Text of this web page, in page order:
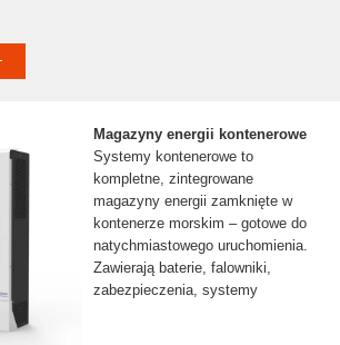
Magazyny energii kontenerowe
Systemy kontenerowe to
kompletne, zintegrowane
magazyny energii zamknięte w
kontenerze morskim – gotowe do
natychmiastowego uruchomienia.
Zawierają baterie, falowniki,
zabezpieczenia, systemy